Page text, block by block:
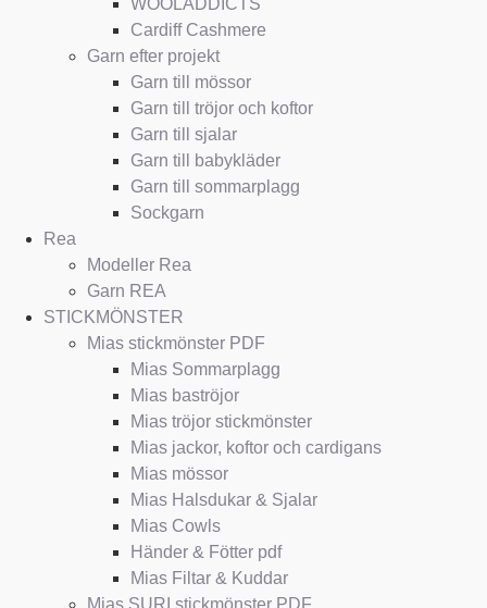
WOOLADDICTS
Cardiff Cashmere
Garn efter projekt
Garn till mössor
Garn till tröjor och koftor
Garn till sjalar
Garn till babykläder
Garn till sommarplagg
Sockgarn
Rea
Modeller Rea
Garn REA
STICKMÖNSTER
Mias stickmönster PDF
Mias Sommarplagg
Mias baströjor
Mias tröjor stickmönster
Mias jackor, koftor och cardigans
Mias mössor
Mias Halsdukar & Sjalar
Mias Cowls
Händer & Fötter pdf
Mias Filtar & Kuddar
Mias SURI stickmönster PDF